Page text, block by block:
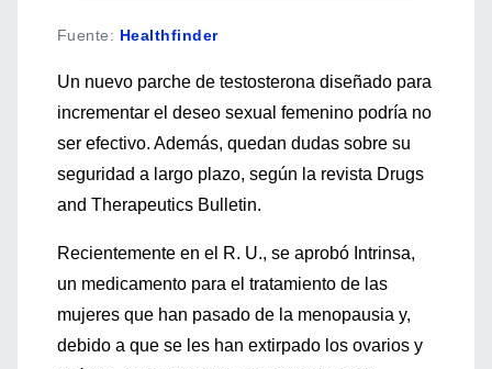
Fuente: Healthfinder
Un nuevo parche de testosterona diseñado para
incrementar el deseo sexual femenino podría no
ser efectivo. Además, quedan dudas sobre su
seguridad a largo plazo, según la revista Drugs
and Therapeutics Bulletin.
Recientemente en el R. U., se aprobó Intrinsa,
un medicamento para el tratamiento de las
mujeres que han pasado de la menopausia y,
debido a que se les han extirpado los ovarios y